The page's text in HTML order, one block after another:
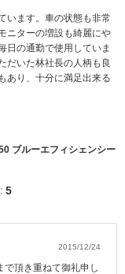
います。車の状態も非常
ニターの増設も綺麗にや
日の通勤で使用していま
だいた林社長の人柄も良
あり、十分に満足出来る
ブルーエフィシェンシー
5
2015/12/24
で頂き重ねて御礼申し